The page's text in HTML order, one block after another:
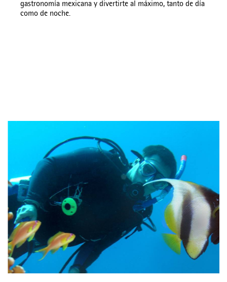
gastronomía mexicana y divertirte al máximo, tanto de día
como de noche.